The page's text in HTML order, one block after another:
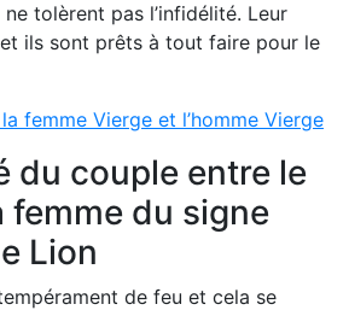
ne tolèrent pas l’infidélité. Leur
ils sont prêts à tout faire pour le
femme Vierge et l’homme Vierge
du couple entre le
femme du signe
Lion
de feu et cela se